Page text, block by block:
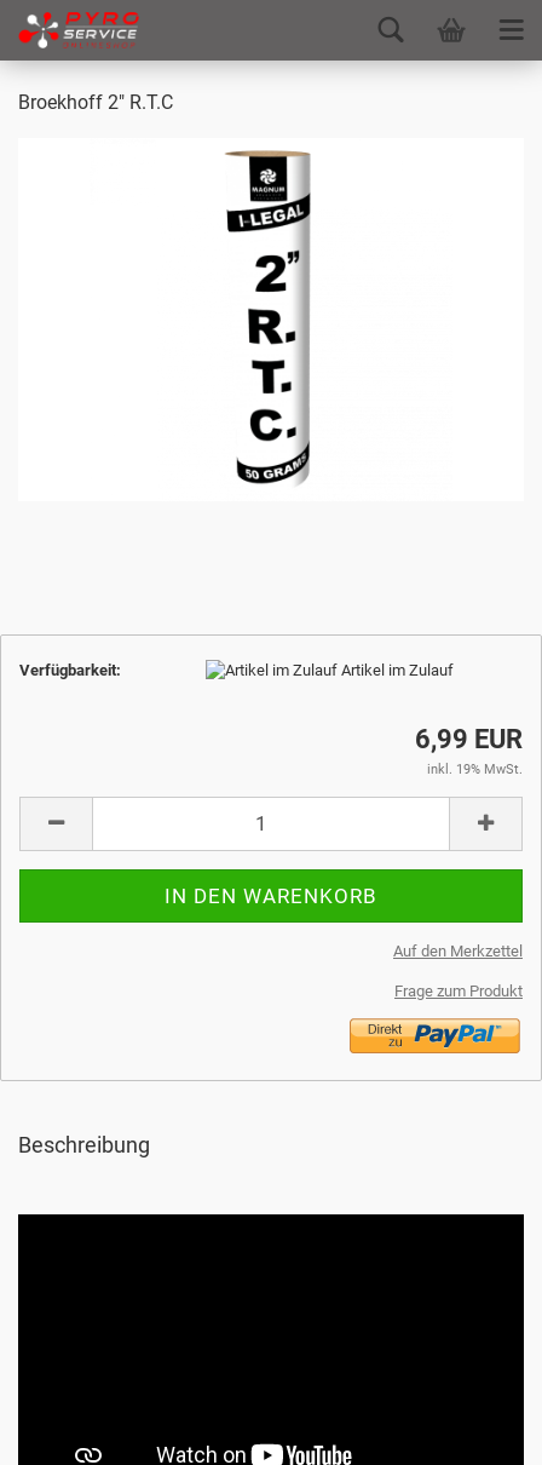
Broekhoff 2" R.T.C
Verfügbarkeit: Artikel im Zulauf
6,99 EUR
inkl. 19% MwSt.
Auf den Merkzettel
Frage zum Produkt
Beschreibung